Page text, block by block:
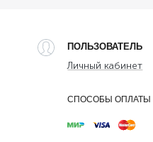
ПОЛЬЗОВАТЕЛЬ
Личный кабинет
СПОСОБЫ ОПЛАТЫ